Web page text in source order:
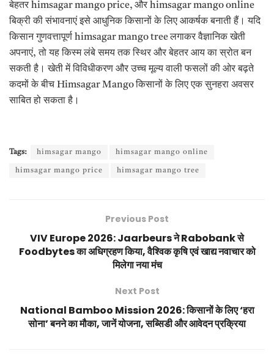
बेहतर himsagar mango price, और himsagar mango online
बिक्री की संभावनाएं इसे आधुनिक किसानों के लिए आकर्षक बनाती हैं। यदि
किसान गुणवत्तापूर्ण himsagar mango tree लगाकर वैज्ञानिक खेती
अपनाएं, तो यह किस्म लंबे समय तक स्थिर और बेहतर आय का स्रोत बन
सकती है। खेती में विविधीकरण और उच्च मूल्य वाली फसलों की ओर बढ़ते
कदमों के बीच Himsagar Mango किसानों के लिए एक सुनहरा अवसर
साबित हो सकता है।
Tags: himsagar mango himsagar mango online
himsagar mango price himsagar mango tree
Previous Post
VIV Europe 2026: Jaarbeurs ने Rabobank से
Foodbytes का अधिग्रहण किया, वैश्विक कृषि एवं खाद्य नवाचार को
मिलेगा नया मंच
Next Post
National Bamboo Mission 2026: किसानों के लिए ‘हरा
सोना’ बनने का मौका, जानें योजना, सब्सिडी और आवेदन प्रक्रिया